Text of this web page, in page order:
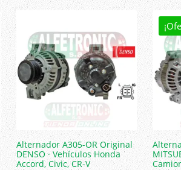
Alternador A305-OR Original
DENSO · Vehículos Honda
Accord, Civic, CR-V